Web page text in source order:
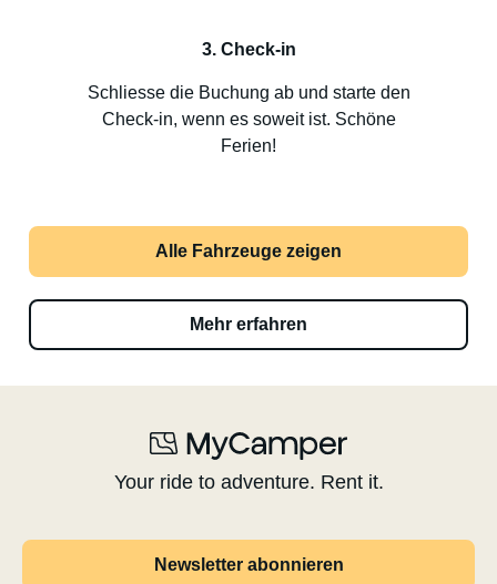
3. Check-in
Schliesse die Buchung ab und starte den
Check-in, wenn es soweit ist. Schöne
Ferien!
Alle Fahrzeuge zeigen
Mehr erfahren
Your ride to adventure. Rent it.
Newsletter abonnieren